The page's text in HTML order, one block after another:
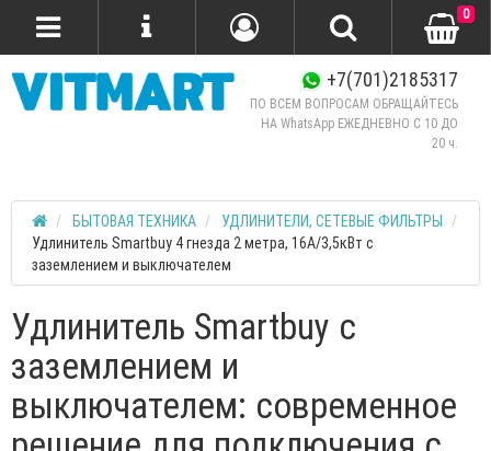
+7(701)2185317
ПО ВСЕМ ВОПРОСАМ ОБРАЩАЙТЕСЬ
НА WhatsApp ЕЖЕДНЕВНО C 10 ДО
20 ч.
0
БЫТОВАЯ ТЕХНИКА
УДЛИНИТЕЛИ, СЕТЕВЫЕ ФИЛЬТРЫ
Удлинитель Smartbuy 4 гнезда 2 метра, 16А/3,5кВт с
заземлением и выключателем
Удлинитель Smartbuy с
заземлением и
выключателем: современное